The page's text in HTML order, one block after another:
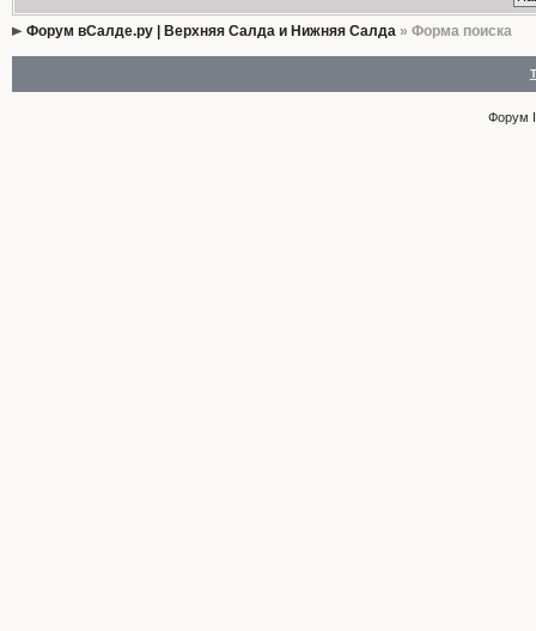
Форум вСалде.ру | Верхняя Салда и Нижняя Салда» Форма поиска
Форум